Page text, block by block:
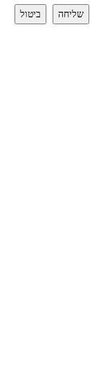
שליחה ביטול